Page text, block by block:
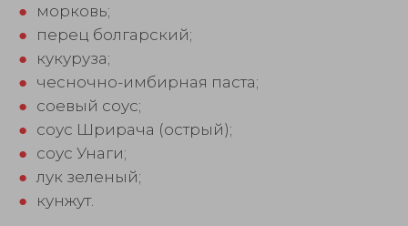
●
морковь;
●
перец болгарский;
●
кукуруза;
● чесночно-имбирная паста;
● соевый соус;
● соус Шрирача (острый);
● соус Унаги;
● лук зеленый;
●
кунжут.